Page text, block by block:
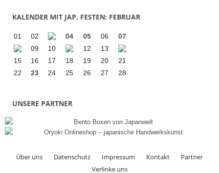
KALENDER MIT JAP. FESTEN: FEBRUAR
01 02 04 05 06
07
09
10 12
13
15
16 17 18 19 20
21
22
23 24 25 26 27 28
UNSERE PARTNER
Über uns Datenschutz Impressum Kontakt
Partner
Verlinke uns